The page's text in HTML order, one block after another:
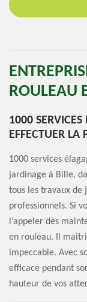
ROULEAU
1000
EFFECTUER LA
1000 services
jardinage à Bille,
tous les travaux de
professionnels. Si
l’appeler dès
en rouleau. Il
impeccable. Avec
efficace pendant
hauteur de vos